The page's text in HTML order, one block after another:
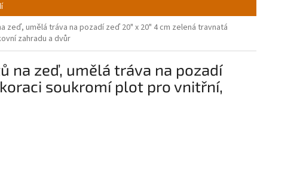
umělá tráva na pozadí zeď 20" x 20" 4 cm zelená travnatá
zahradu a dvůr
na zeď, umělá tráva na pozadí
soukromí plot pro vnitřní,